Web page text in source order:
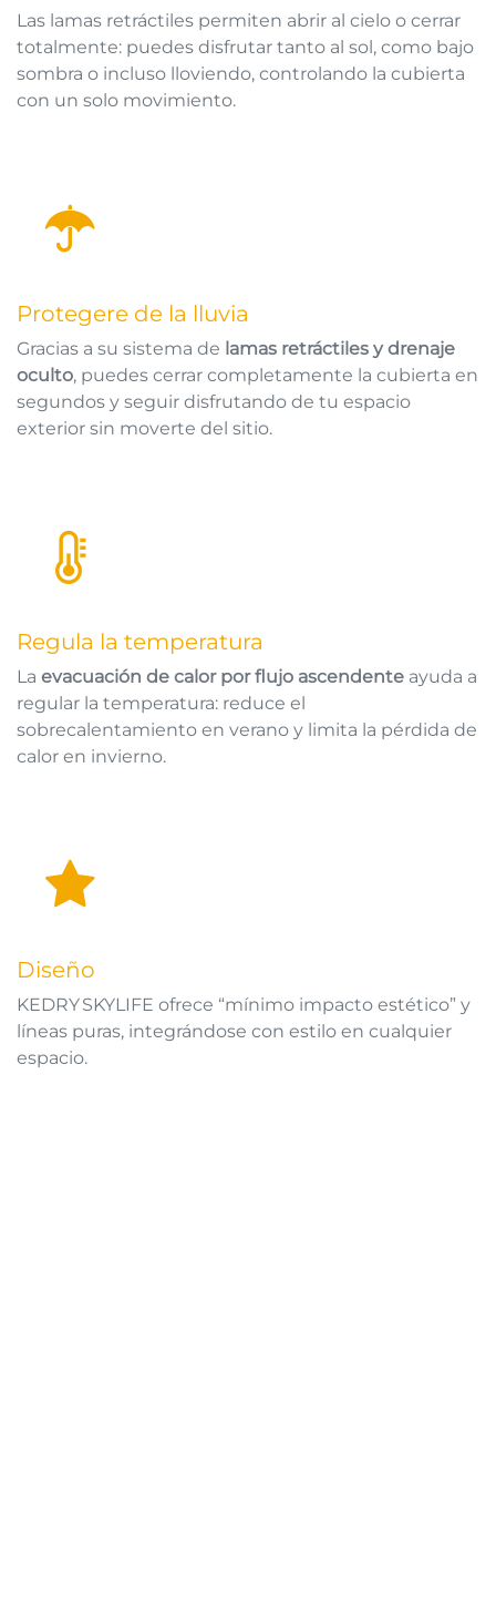
Las lamas retráctiles permiten abrir al cielo o cerrar
totalmente: puedes disfrutar tanto al sol, como bajo
sombra o incluso lloviendo, controlando la cubierta
con un solo movimiento.
Protegere de la lluvia
Gracias a su sistema de lamas retráctiles y drenaje
oculto, puedes cerrar completamente la cubierta en
segundos y seguir disfrutando de tu espacio
exterior sin moverte del sitio.
Regula la temperatura
La evacuación de calor por flujo ascendente ayuda a
regular la temperatura: reduce el
sobrecalentamiento en verano y limita la pérdida de
calor en invierno.
Diseño
KEDRY SKYLIFE ofrece “mínimo impacto estético” y
líneas puras, integrándose con estilo en cualquier
espacio.